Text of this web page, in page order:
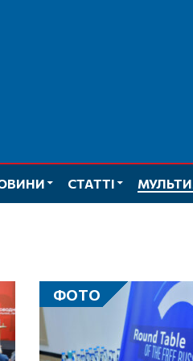
СТАТТІ
ФОТО